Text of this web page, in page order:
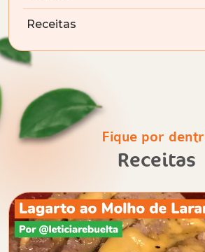
Receitas
Fique por
Receitas